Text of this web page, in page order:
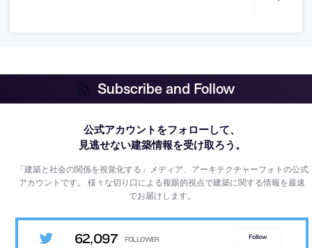
Subscribe and Follow
公式アカウントをフォローして、
見逃せない建築情報を受け取ろう。
「建築と社会の関係を視覚化する」メディア、アーキテクチャーフォトの公式
アカウントです。様々な切り口による複眼的視点で建築に関する情報を最速
でお届けします。
62,097 Follow